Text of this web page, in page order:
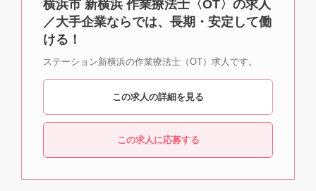
横浜市 新横浜 作業療法士〈OT〉の求人
／大手企業ならでは、長期・安定して働
ける！
ステーション新横浜の作業療法士（OT）求人です。
この求人の詳細を見る
この求人に応募する